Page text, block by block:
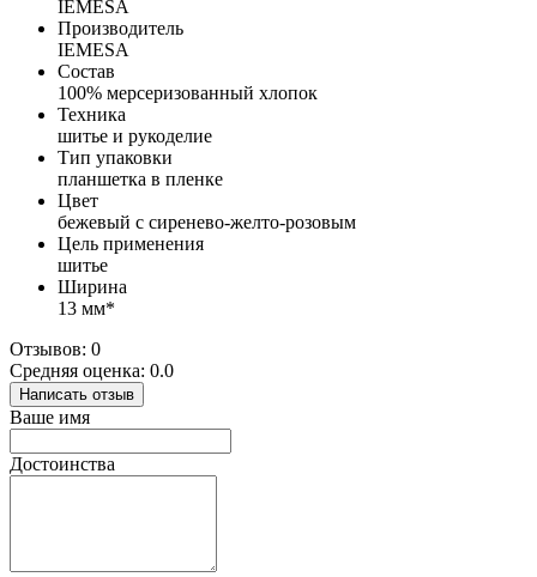
IEMESA
Производитель
IEMESA
Состав
100% мерсеризованный хлопок
Техника
шитье и рукоделие
Тип упаковки
планшетка в пленке
Цвет
бежевый с сиренево-желто-розовым
Цель применения
шитье
Ширина
13 мм*
Отзывов: 0
Средняя оценка: 0.0
Написать отзыв
Ваше имя
Достоинства